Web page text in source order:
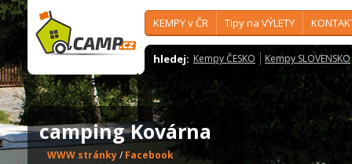
KEMPY v ČR Tipy na VÝLETY
hledej: Kempy ČESKO Kempy SLOVENSKO
camping Kovárna
WWW stránky/ Facebook